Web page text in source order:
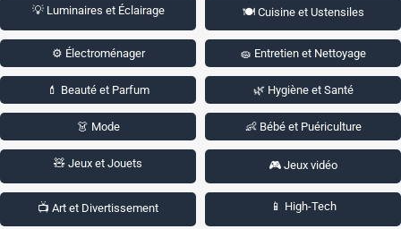
💡 Luminaires et Éclairage 🍽️ Cuisine et Ustensiles
⚙️ Électroménager 🧽 Entretien et Nettoyage
💄 Beauté et Parfum 🌿 Hygiène et Santé
👗 Mode 👶 Bébé et Puériculture
🧸 Jeux et Jouets 🎮 Jeux vidéo
📺 Art et Divertissement 📱 High-Tech